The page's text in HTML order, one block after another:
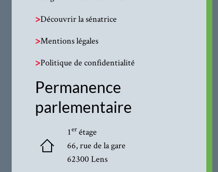
>Découvrir la sénatrice
>Mentions légales
>Politique de confidentialité
Permanence
parlementaire
1erétage
66, rue de la gare
62300 Lens